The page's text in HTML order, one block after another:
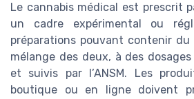
Le cannabis médical est prescrit
un cadre expérimental ou
préparations pouvant contenir du
mélange des deux, à des
et suivis par l’ANSM. Les
boutique ou en ligne doivent